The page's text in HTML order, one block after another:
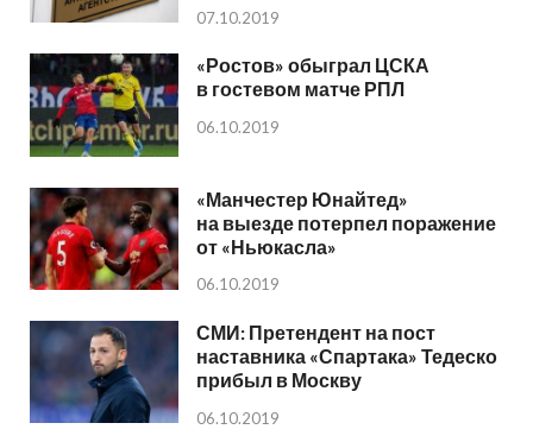
07.10.2019
«Ростов» обыграл ЦСКА
в гостевом матче РПЛ
06.10.2019
«Манчестер Юнайтед»
на выезде потерпел поражение
от «Ньюкасла»
06.10.2019
СМИ: Претендент на пост
наставника «Спартака» Тедеско
прибыл в Москву
06.10.2019